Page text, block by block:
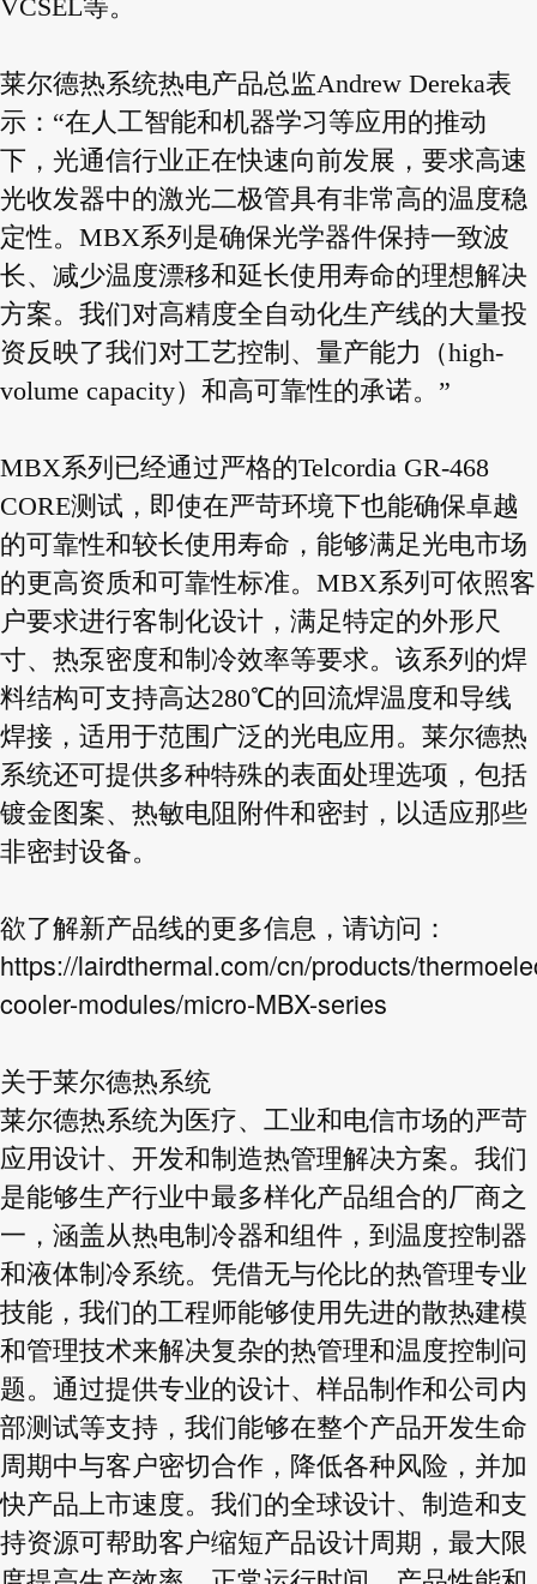
VCSEL等。
莱尔德热系统热电产品总监Andrew Dereka表
示：“在人工智能和机器学习等应用的推动
下，光通信行业正在快速向前发展，要求高速
光收发器中的激光二极管具有非常高的温度稳
定性。MBX系列是确保光学器件保持一致波
长、减少温度漂移和延长使用寿命的理想解决
方案。我们对高精度全自动化生产线的大量投
资反映了我们对工艺控制、量产能力（high-
volume capacity）和高可靠性的承诺。”
MBX系列已经通过严格的Telcordia GR-468
CORE测试，即使在严苛环境下也能确保卓越
的可靠性和较长使用寿命，能够满足光电市场
的更高资质和可靠性标准。MBX系列可依照客
户要求进行客制化设计，满足特定的外形尺
寸、热泵密度和制冷效率等要求。该系列的焊
料结构可支持高达280℃的回流焊温度和导线
焊接，适用于范围广泛的光电应用。莱尔德热
系统还可提供多种特殊的表面处理选项，包括
镀金图案、热敏电阻附件和密封，以适应那些
非密封设备。
欲了解新产品线的更多信息，请访问：
https://lairdthermal.com/cn/products/
cooler-modules/micro-MBX-series
关于莱尔德热系统
莱尔德热系统为医疗、工业和电信市场的严苛
应用设计、开发和制造热管理解决方案。我们
是能够生产行业中最多样化产品组合的厂商之
一，涵盖从热电制冷器和组件，到温度控制器
和液体制冷系统。凭借无与伦比的热管理专业
技能，我们的工程师能够使用先进的散热建模
和管理技术来解决复杂的热管理和温度控制问
题。通过提供专业的设计、样品制作和公司内
部测试等支持，我们能够在整个产品开发生命
周期中与客户密切合作，降低各种风险，并加
快产品上市速度。我们的全球设计、制造和支
持资源可帮助客户缩短产品设计周期，最大限